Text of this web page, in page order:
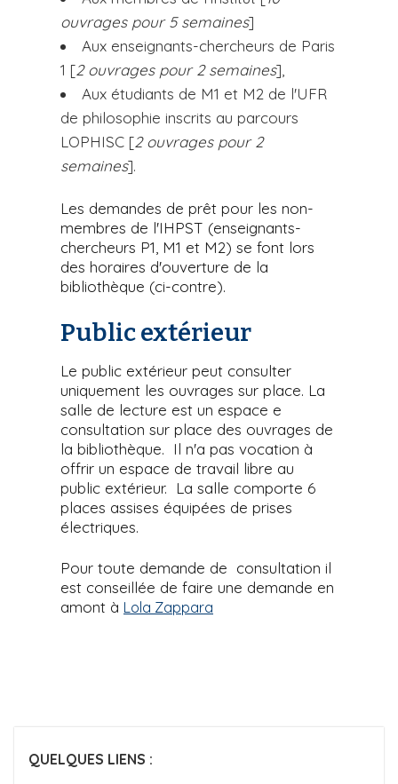
ouvrages pour 5 semaines]
Aux enseignants-chercheurs de Paris
1 [2 ouvrages pour 2 semaines],
Aux étudiants de M1 et M2 de l'UFR
de philosophie inscrits au parcours
LOPHISC [2 ouvrages pour 2
semaines].
Les demandes de prêt pour les non-
membres de l'IHPST (enseignants-
chercheurs P1, M1 et M2) se font lors
des horaires d'ouverture de la
bibliothèque (ci-contre).
Public extérieur
Le public extérieur peut consulter
uniquement les ouvrages sur place. La
salle de lecture est un espace e
consultation sur place des ouvrages de
la bibliothèque. Il n'a pas vocation à
offrir un espace de travail libre au
public extérieur. La salle comporte 6
places assises équipées de prises
électriques.
Pour toute demande de consultation il
est conseillée de faire une demande en
amont à Lola Zappara
QUELQUES LIENS :